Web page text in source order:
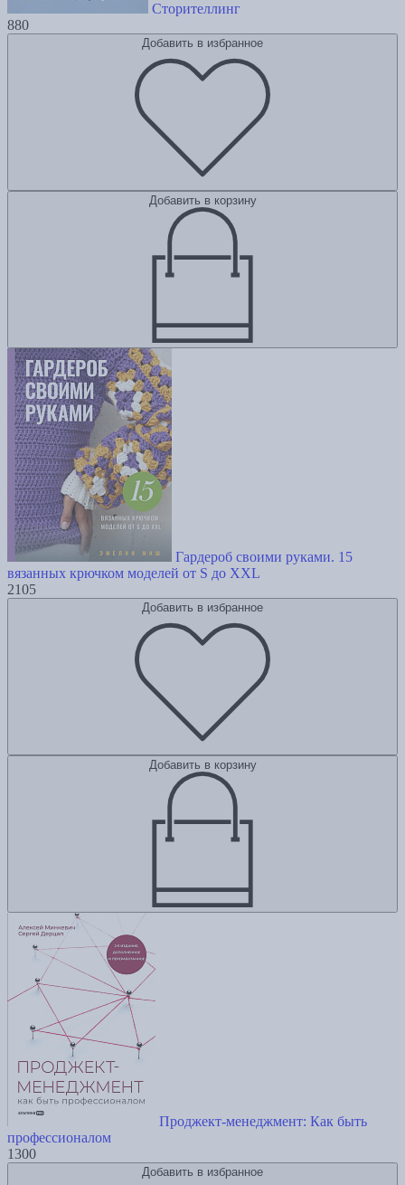
Сторителлинг
880
Добавить в избранное
Добавить в корзину
Гардероб своими руками. 15
вязанных крючком моделей от S до XXL
2105
Добавить в избранное
Добавить в корзину
Проджект-менеджмент: Как быть
профессионалом
1300
Добавить в избранное